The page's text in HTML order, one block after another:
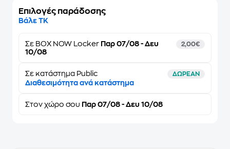
Επιλογές παράδοσης
Βάλε ΤΚ
Σε BOX NOW Locker Παρ 07/08 - Δευ
10/08
2,00€
Σε κατάστημα Public ΔΩΡΕΑΝ
Διαθεσιμότητα ανά κατάστημα
Στον χώρο σου Παρ 07/08 - Δευ 10/08